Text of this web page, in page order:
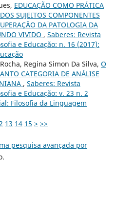
EDUCAÇÃO COMO PRÁTICA
SUJEITOS COMPONENTES
DA PATOLOGIA DA
VIVIDO , Saberes: Revista
e Educação: n. 16 (2017):
Regina Simon Da Silva, O
CATEGORIA DE ANÁLISE
, Saberes: Revista
e Educação: v. 23 n. 2
Filosofia da Linguagem
13 14 15 > >>
pesquisa avançada por